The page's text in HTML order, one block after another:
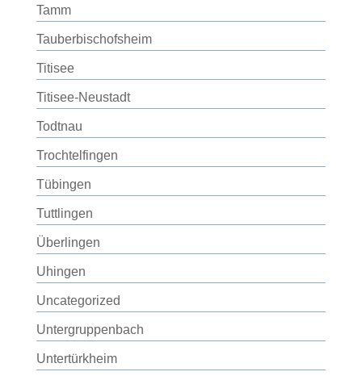
Tamm
Tauberbischofsheim
Titisee
Titisee-Neustadt
Todtnau
Trochtelfingen
Tübingen
Tuttlingen
Überlingen
Uhingen
Uncategorized
Untergruppenbach
Untertürkheim